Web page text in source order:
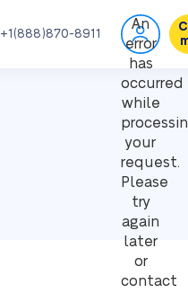
+1(888)870-8911
An
error
has
occurred
while
your
request.
Please
try
again
later
or
contact